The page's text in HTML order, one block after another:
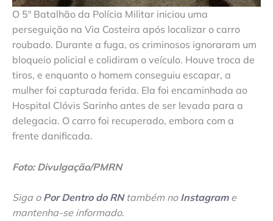
O 5º Batalhão da Polícia Militar iniciou uma
perseguição na Via Costeira após localizar o carro
roubado. Durante a fuga, os criminosos ignoraram um
bloqueio policial e colidiram o veículo. Houve troca de
tiros, e enquanto o homem conseguiu escapar, a
mulher foi capturada ferida. Ela foi encaminhada ao
Hospital Clóvis Sarinho antes de ser levada para a
delegacia. O carro foi recuperado, embora com a
frente danificada.
Foto: Divulgação/PMRN
Siga o Por Dentro do RNtambém no Instagrame
mantenha-se informado.